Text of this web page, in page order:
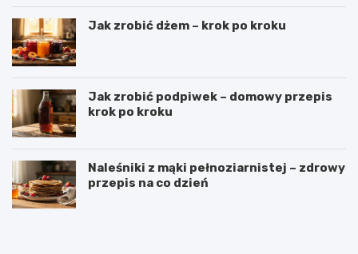
Jak zrobić dżem – krok po kroku
Jak zrobić podpiwek – domowy przepis
krok po kroku
Naleśniki z mąki pełnoziarnistej – zdrowy
przepis na co dzień